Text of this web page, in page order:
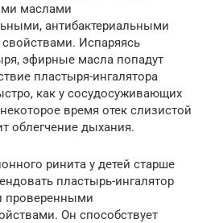
маслами
антибактериальными
Испаряясь
эфирные масла попадут
пластыря-ингалятора
как у сосудосуживающих
время отек слизистой
облегчение дыхания.
ринита у детей старше
пластырь-ингалятор
проверенными
Он способствует